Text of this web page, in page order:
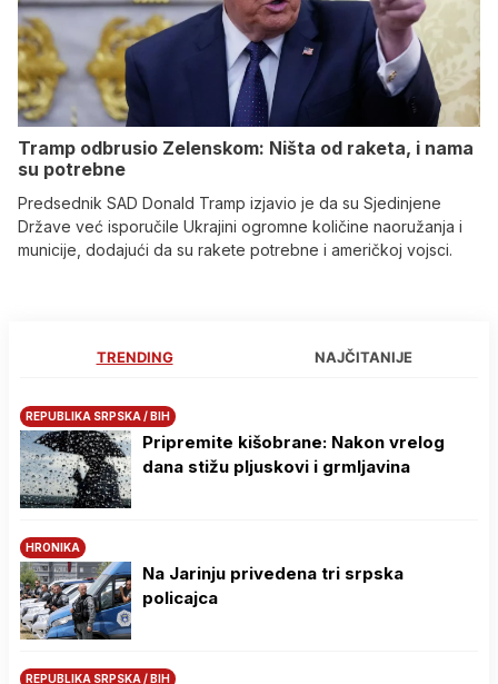
Tramp odbrusio Zelenskom: Ništa od raketa, i nama
su potrebne
Predsednik SAD Donald Tramp izjavio je da su Sjedinjene
Države već isporučile Ukrajini ogromne količine naoružanja i
municije, dodajući da su rakete potrebne i američkoj vojsci.
TRENDING NAJČITANIJE
REPUBLIKA SRPSKA / BIH
Pripremite kišobrane: Nakon vrelog
dana stižu pljuskovi i grmljavina
HRONIKA
Na Јarinju privedena tri srpska
policajca
REPUBLIKA SRPSKA / BIH